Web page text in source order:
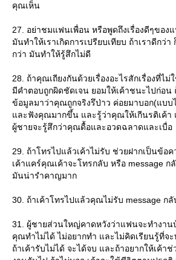
คุณเห็น
27. อย่าชมแฟนเพื่อน หรือพูดถึงเรื่องดีๆของ
มันทำให้เราเกิดการเปรียบเทียบ ถ้าเราดีกว่า
กว่า มันทำให้รู้สึกไม่ดี
28. ถ้าคุณเถียงกันด้วยเรื่องอะไรสักเรื่องที่ไม่
มีคำตอบถูกผิดชัดเจน ยอมให้เค้าชนะไปก่อน
ข้อมูลมาว่าคุณถูกจริงรึป่าว ค่อยมาบอก(แบบไ
ละฟังคุณมากขึ้น และรู้ว่าคุณให้เกีนรติเค้า
ผู้ชายจะรู้สึกว่าคุณดื้อและอวดฉลาดและเบื่อ
29. ถ้าโทรไปแล้วเค้าไม่รับ ช่วยฝากเป็นข้อค
เค้าแคร์คุณเค้าจะโทรกลับ หรือ message ก
มันน่ารำคาญมาก
30. ถ้าเค้าโทรไปแล้วคุณไม่รับ message ก
31. ผู้ชายส่วนใหญ่คาดหวังว่าแฟนจะทำงาน
คุณทำไม่ได้ ไม่อยากทำ และไม่คิดเรียนรู้ที่จ
ถ้าเค้ารับไม่ได้ จะได้จบ และถ้าอยากให้เค้าช่